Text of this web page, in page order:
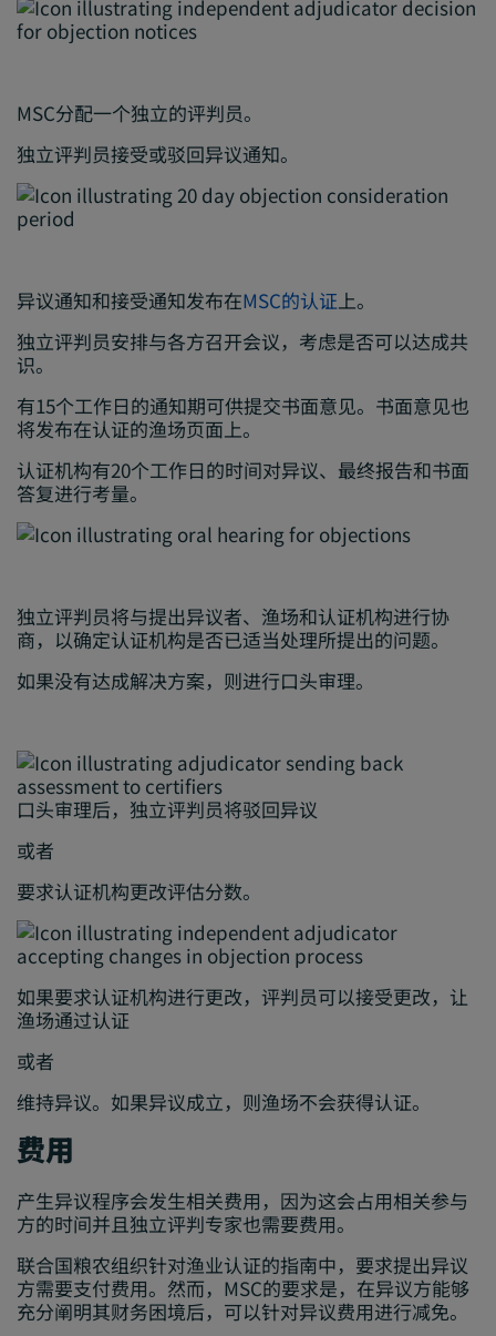
MSC分配一个独立的评判员。
独立评判员接受或驳回异议通知。
异议通知和接受通知发布在MSC的认证 上。
独立评判员安排与各方召开会议，考虑是否可以达成共
识。
有15个工作日的通知期可供提交书面意见。书面意见也
将发布在认证的渔场页面上。
认证机构有20个工作日的时间对异议、最终报告和书面
答复进行考量。
独立评判员将与提出异议者、渔场和认证机构进行协
商，以确定认证机构是否已适当处理所提出的问题。
如果没有达成解决方案，则进行口头审理。
口头审理后，独立评判员将驳回异议
或者
要求认证机构更改评估分数。
如果要求认证机构进行更改，评判员可以接受更改，让
渔场通过认证
或者
维持异议。如果异议成立，则渔场不会获得认证。
费用
产生异议程序会发生相关费用，因为这会占用相关参与
方的时间并且独立评判专家也需要费用。
联合国粮农组织针对渔业认证的指南中，要求提出异议
方需要支付费用。然而，MSC的要求是，在异议方能够
充分阐明其财务困境后，可以针对异议费用进行减免。